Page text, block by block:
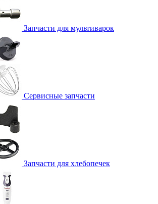
Запчасти для мультиварок
Сервисные запчасти
Запчасти для хлебопечек